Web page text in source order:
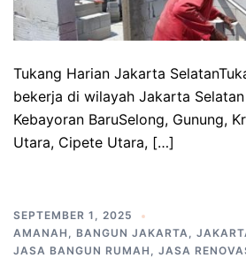
Tukang Harian Jakarta
bekerja di wilayah Jakarta
Kebayoran BaruSelong, Gunung,
Utara, Cipete Utara, […]
SEPTEMBER 1, 2025
AMANAH , BANGUN JAKARTA,
JASA BANGUN RUMAH , JASA